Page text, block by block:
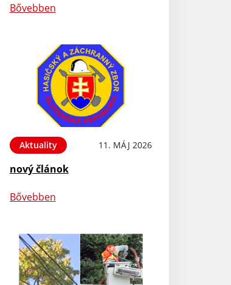
Bővebben
Aktuality 11. MÁJ 2026
nový článok
Bővebben